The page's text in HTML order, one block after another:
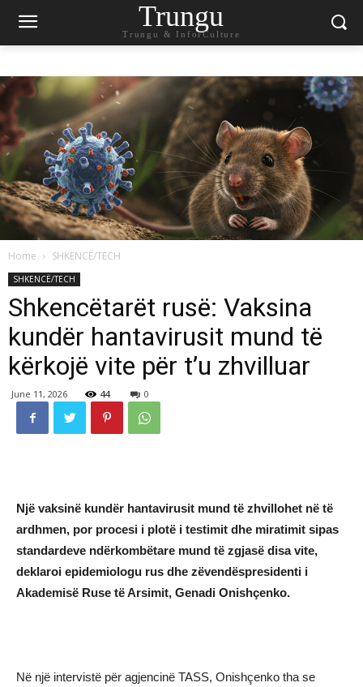
Trungu
Trungu & InforCulture
Home SHKENCË/TECH
SHKENCË/TECH
Shkencëtarët rusë: Vaksina
kundër hantavirusit mund të
kërkojë vite për t’u zhvilluar
June 11, 2026 44 0
Një vaksinë kundër hantavirusit mund të zhvillohet në të
ardhmen, por procesi i plotë i testimit dhe miratimit sipas
standardeve ndërkombëtare mund të zgjasë disa vite,
deklaroi epidemiologu rus dhe zëvendëspresidenti i
Akademisë Ruse të Arsimit, Genadi Onishçenko.
Në një intervistë për agjencinë TASS, Onishçenko tha se